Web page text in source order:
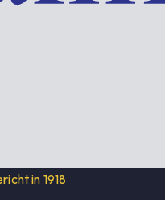
in 1918